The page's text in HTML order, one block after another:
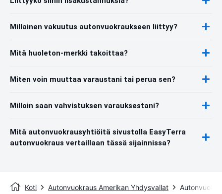
Millainen vakuutus autonvuokraukseen liittyy?
Mitä huoleton-merkki takoittaa?
Miten voin muuttaa varaustani tai perua sen?
Milloin saan vahvistuksen varauksestani?
Mitä autonvuokrausyhtiöitä sivustolla EasyTerra
autonvuokraus vertaillaan tässä sijainnissa?
Koti Autonvuokraus Amerikan Yhdysvallat